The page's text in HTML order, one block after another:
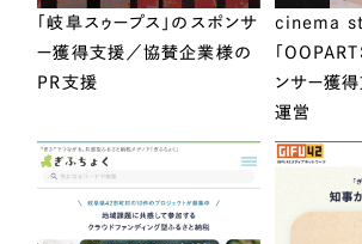
「岐阜スゥープス」のスポンサ
ー獲得支援／協賛企業様の
PR支援
cinema
「
ンサー獲
運営